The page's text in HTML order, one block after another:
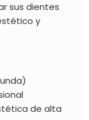
sus dientes
y
de alta